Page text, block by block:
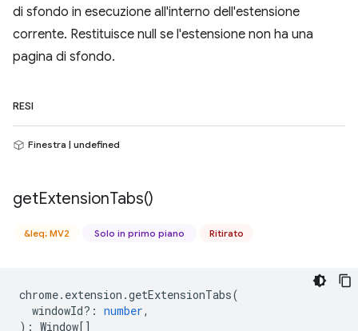
di sfondo in esecuzione all'interno dell'estensione
corrente. Restituisce null se l'estensione non ha una
pagina di sfondo.
RESI
Finestra | undefined
getExtensionTabs()
&leq; MV2 Solo in primo piano Ritirato
chrome. extension .getExtensionTabs(
windowId? : number,
) : Window[]